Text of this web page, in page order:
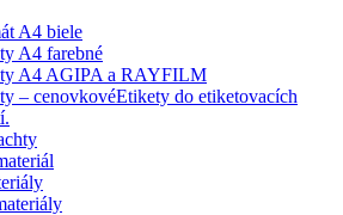
A4 biele
A4 farebné
A4 AGIPA a RAYFILM
– cenovkovéEtikety do etiketovacích